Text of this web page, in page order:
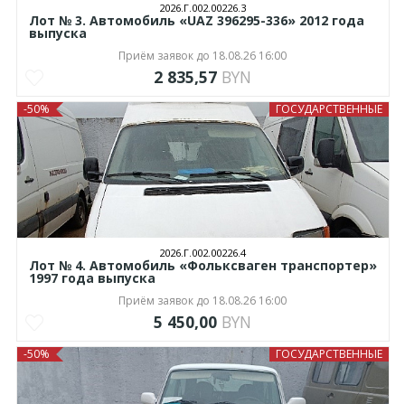
2026.Г.002.00226.3
Лот № 3. Автомобиль «UAZ 396295-336» 2012 года
выпуска
Приём заявок до 18.08.26 16:00
2 835,57 BYN
ГОСУДАРСТВЕННЫЕ
-50%
2026.Г.002.00226.4
Лот № 4. Автомобиль «Фольксваген транспортер»
1997 года выпуска
Приём заявок до 18.08.26 16:00
5 450,00 BYN
ГОСУДАРСТВЕННЫЕ
-50%